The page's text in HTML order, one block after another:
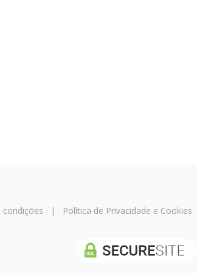
condições | Política de Privacidade e Cookies